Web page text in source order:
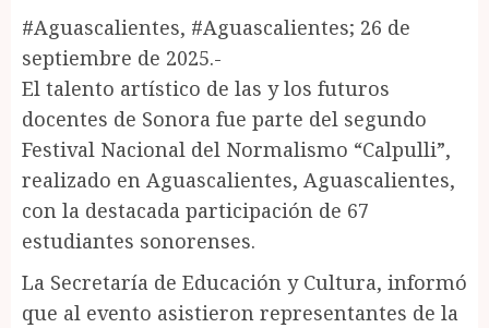
#Aguascalientes, #Aguascalientes; 26 de
septiembre de 2025.-
El talento artístico de las y los futuros
docentes de Sonora fue parte del segundo
Festival Nacional del Normalismo “Calpulli”,
realizado en Aguascalientes, Aguascalientes,
con la destacada participación de 67
estudiantes sonorenses.
La Secretaría de Educación y Cultura, informó
que al evento asistieron representantes de la